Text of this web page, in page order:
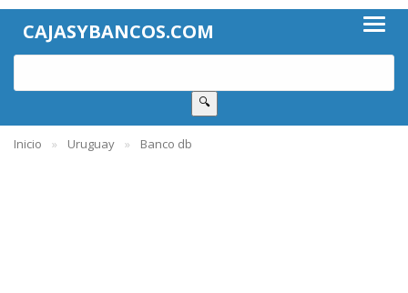
CAJASYBANCOS.COM
🔍
Inicio Uruguay Banco db